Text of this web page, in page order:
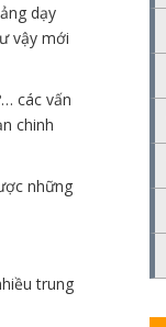
dạy
vậy mới
các vấn
chinh
những
trung